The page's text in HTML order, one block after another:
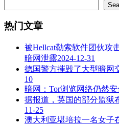
热门文章
被Hellcat勒索软件团伙攻
暗网泄露2024-12-31
德国警方摧毁了大型暗网
10
暗网：Tor浏览网络仍然安
据报道，英国的部分监狱
11-25
澳大利亚堪培拉一名女子